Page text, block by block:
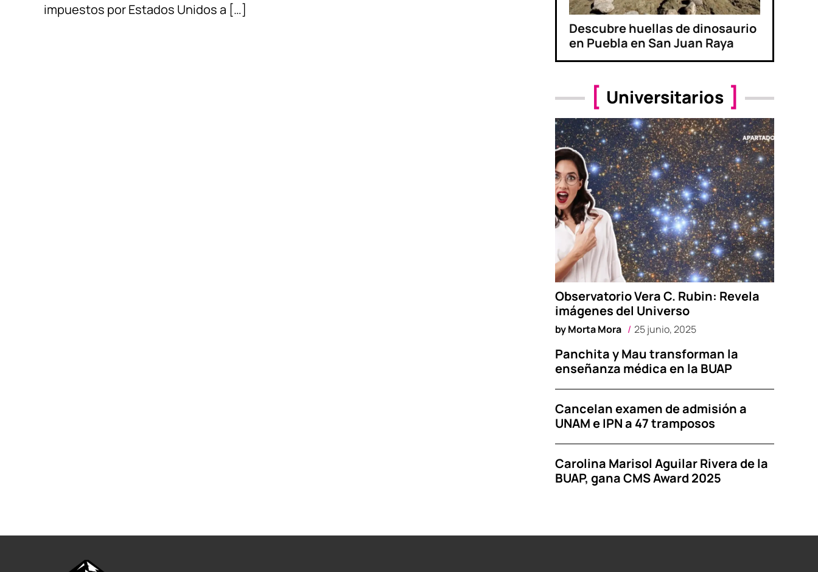
impuestos por Estados Unidos a […]
Descubre huellas de dinosaurio
en Puebla en San Juan Raya
Universitarios
Observatorio Vera C. Rubin: Revela
imágenes del Universo
byMorta Mora 25 junio, 2025
Panchita y Mau transforman la
enseñanza médica en la BUAP
Cancelan examen de admisión a
UNAM e IPN a 47 tramposos
Carolina Marisol Aguilar Rivera de la
BUAP, gana CMS Award 2025